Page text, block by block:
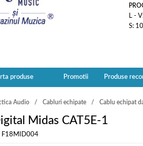
L -
S:
produse Promotii Produse
Audio Cabluri echipate Cablu echipat
Midas CAT5E-1
F18MID004